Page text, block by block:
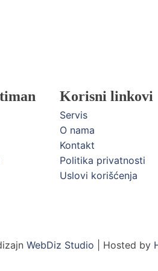
Korisni linkovi
Servis
O nama
Kontakt
Politika privatnosti
Uslovi korišćenja
WebDiz Studio | Hosted by